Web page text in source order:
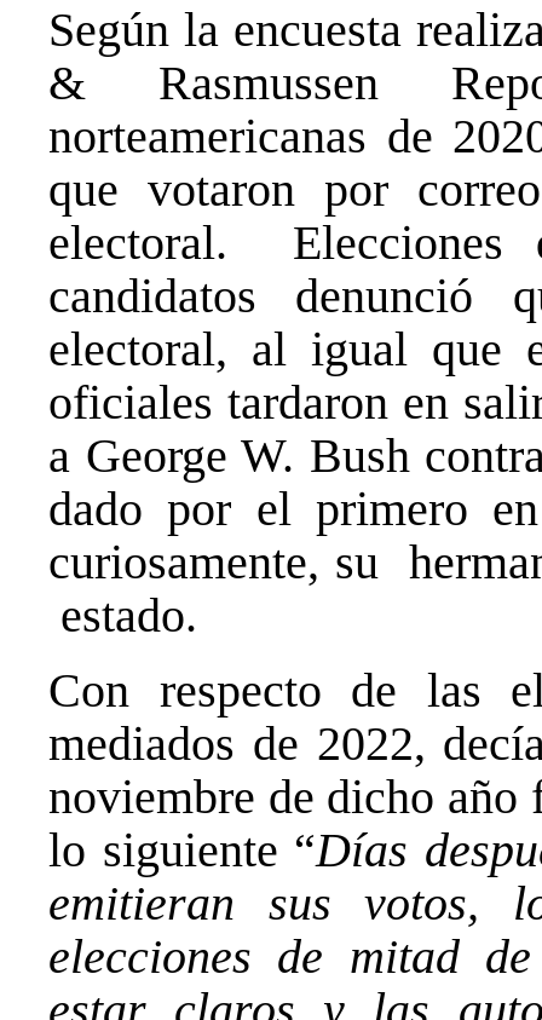
Según la encuesta
& Rasmussen
norteamericanas de
que votaron por
electoral.
candidatos denunció
electoral, al igual que
oficiales tardaron en
a George W. Bush
dado por el primero
curiosamente, su
estado.
Con respecto de las
mediados de 2022,
noviembre de dicho
lo siguiente “Días
emitieran sus votos,
elecciones de mitad